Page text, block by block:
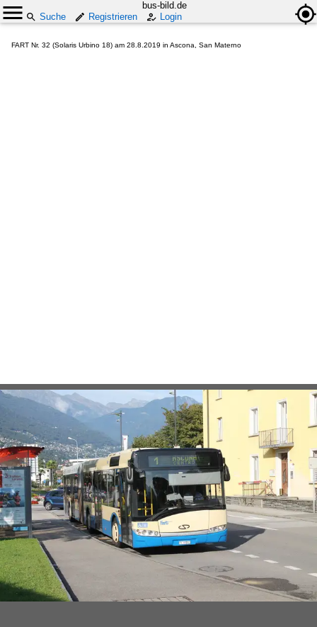
bus-bild.de
Suche
Registrieren Login
FART Nr. 32 (Solaris Urbino 18) am 28.8.2019 in Ascona, San Materno